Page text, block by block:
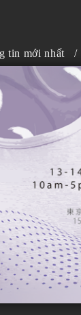
tin mới nhất /